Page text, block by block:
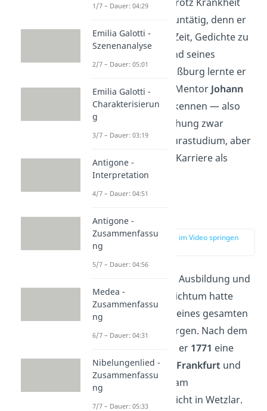
war Goethe nicht untätig, denn er
begann zu dieser Zeit, Gedichte zu
schreiben. Während seines
Aufenthalts in Straßburg lernte er
außerdem seinen Mentor Johann
Gottfried Herder
kennen — also
war die Unterbrechung zwar
schlecht für sein Jurastudium, aber
sehr gut für seine Karriere als
Schriftsteller!
Erste Erfolge
zur Stelle im Video springen
Dank seiner guten Ausbildung und
dem familiären Reichtum hatte
Goethe während seines gesamten
Lebens nie Geldsorgen. Nach dem
Studium eröffnete er 1771 eine
Anwaltskanzlei
Frankfurt und
wurde Praktikant am
Reichskammergericht in Wetzlar.
1/7 – Dauer: 04:29
Emilia Galotti -
Szenenanalyse
2/7 – Dauer: 05:01
Emilia Galotti -
Charakterisierun
g
3/7 – Dauer: 03:19
Antigone -
Interpretation
4/7 – Dauer: 04:51
Antigone -
Zusammenfassu
ng
5/7 – Dauer: 04:56
Medea -
Zusammenfassu
ng
6/7 – Dauer: 04:31
Nibelungenlied -
Zusammenfassu
ng
7/7 – Dauer: 05:33